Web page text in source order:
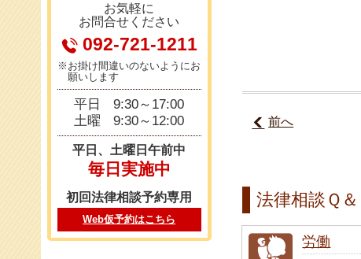
前へ
法律相談Ｑ＆
労働
お気軽に
お問合せください
092-721-1211
※お掛け間違いのないようにお
願いします
平日
9:30～17:00
土曜
9:30～12:00
平日、土曜日午前中
毎日実施中
初回法律相談予約専用
Web仮予約はこちら